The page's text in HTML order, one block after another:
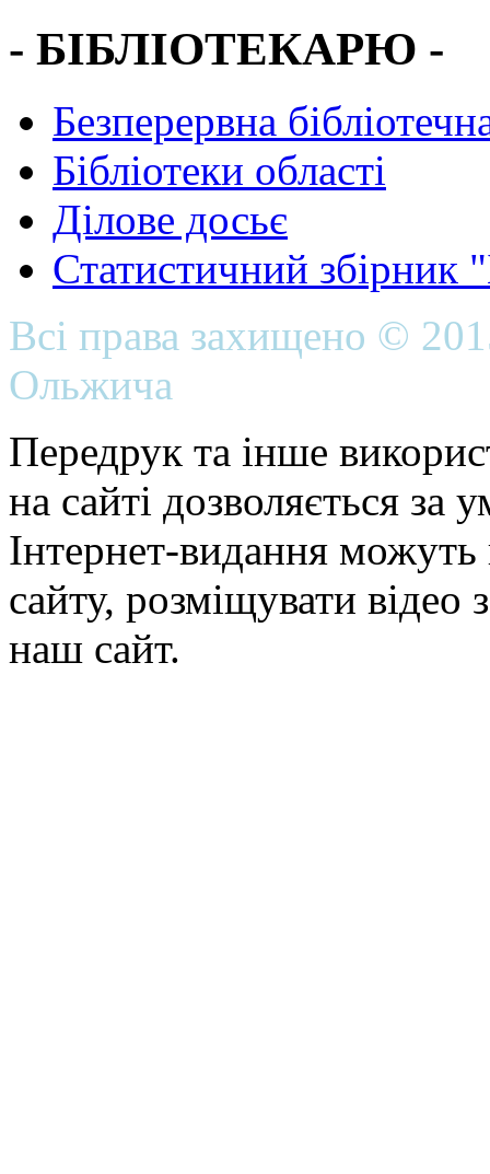
- БІБЛІОТЕКАРЮ -
Безперервна
Бібліотеки області
Ділове досьє
Статистичний
Всі права захищено ©
Ольжича
Передрук та інше
на сайті дозволяється
Інтернет-видання можуть
сайту, розміщувати відео
наш сайт.